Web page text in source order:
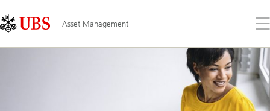
Links
Area
Asset Management
Sie